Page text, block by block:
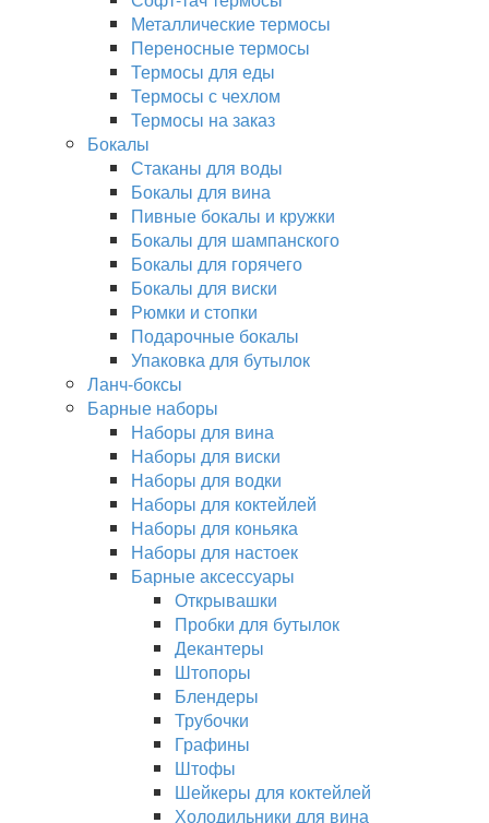
Металлические термосы
Переносные термосы
Термосы для еды
Термосы с чехлом
Термосы на заказ
Бокалы
Стаканы для воды
Бокалы для вина
Пивные бокалы и кружки
Бокалы для шампанского
Бокалы для горячего
Бокалы для виски
Рюмки и стопки
Подарочные бокалы
Упаковка для бутылок
Ланч-боксы
Барные наборы
Наборы для вина
Наборы для виски
Наборы для водки
Наборы для коктейлей
Наборы для коньяка
Наборы для настоек
Барные аксессуары
Открывашки
Пробки для бутылок
Декантеры
Штопоры
Блендеры
Трубочки
Графины
Штофы
Шейкеры для коктейлей
Холодильники для вина